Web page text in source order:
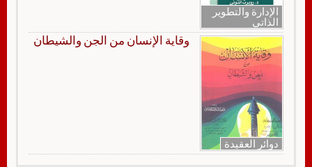
الإدارة والتطوير
الذاتي
دوائر العقيدة
وقاية الإنسان من الجن والشيطان